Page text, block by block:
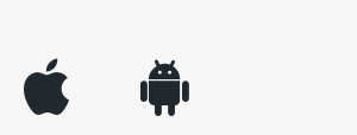
appleinc android